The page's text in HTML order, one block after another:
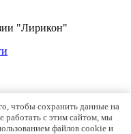
"Лирикон"
чтобы сохранить данные на
работать с этим сайтом, мы
файлов cookie и